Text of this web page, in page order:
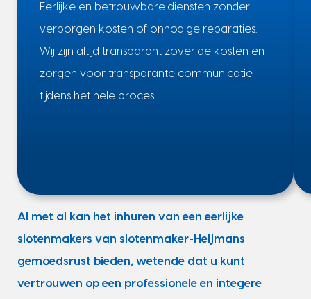
Eerlijke en betrouwbare diensten zonder
verborgen kosten of onnodige reparaties.
Wij zijn altijd transparant zover de kosten en
zorgen voor transparante communicatie
tijdens het hele proces.
Al met al kan het inhuren van een eerlijke
slotenmakers van slotenmaker-Heijmans
gemoedsrust bieden, wetende dat u kunt
vertrouwen op een professionele en integere